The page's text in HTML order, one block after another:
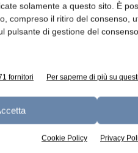
solamente a questo sito. È
compreso il ritiro del consenso,
pulsante di gestione del
fornitori Per saperne di più su
Cookie Policy Privacy